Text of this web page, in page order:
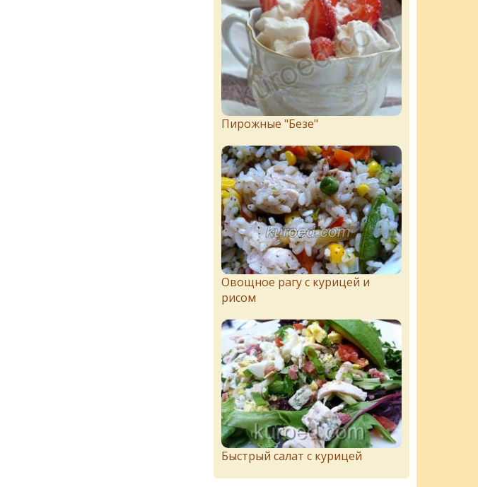
Пирожныe "Бeзe"
Овощное рагу с курицей и
рисом
Быстрый салат с курицей